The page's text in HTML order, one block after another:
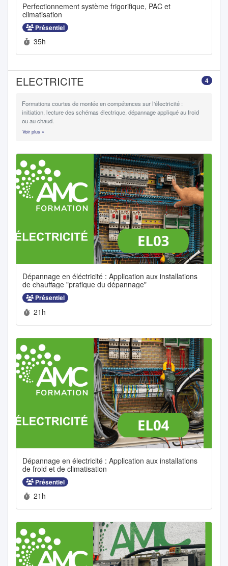
Perfectionnement système frigorifique, PAC et
climatisation
Présentiel
Durée :
35h
ELECTRICITE 4
Formations courtes de montée en compétences sur l'électricité :
initiation, lecture des schémas électrique, dépannage appliqué au froid
ou au chaud.
Voir plus »
Dépannage en éléctricité : Application aux installations
de chauffage "pratique du dépannage"
Présentiel
Durée :
21h
Dépannage en électricité : Application aux installations
de froid et de climatisation
Présentiel
Durée :
21h